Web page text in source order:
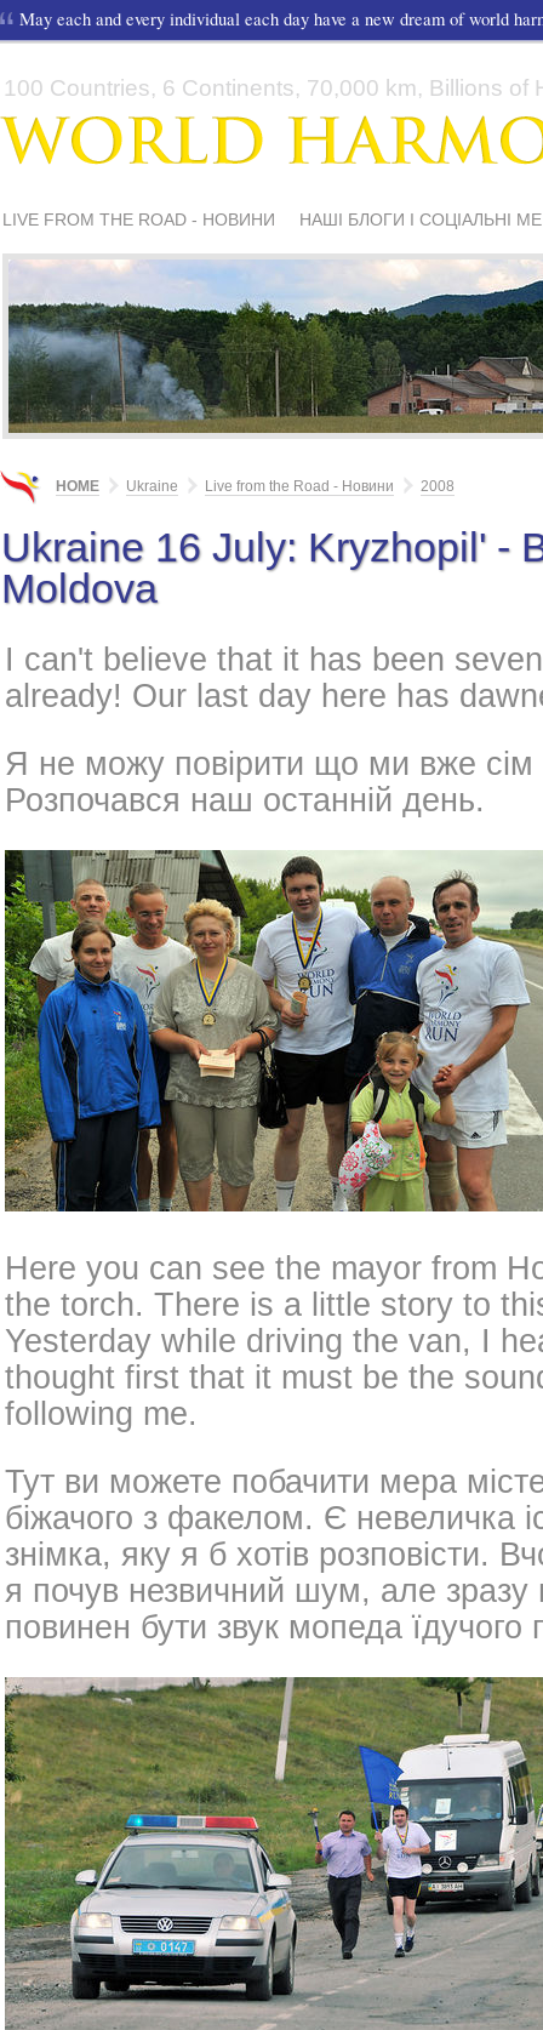
May each and every individual each day have a new dream of world
100 Countries, 6 Continents, 70,000 km, Billions of
LIVE FROM THE ROAD - НОВИНИ НАШІ БЛОГИ І СОЦІАЛЬНІ
HOME Ukraine Live from the Road - Новини 2008
Ukraine 16 July: Kryzhopil' -
Moldova
I can't believe that it has been
already! Our last day here has
Я не можу повірити що ми вже сім
Розпочався наш останній день.
Here you can see the mayor from
the torch. There is a little story to
Yesterday while driving the van, I
thought first that it must be the
following me.
Тут ви можете побачити мера
біжачого з факелом. Є невеличка
знімка, яку я б хотів розповісти.
я почув незвичний шум, але
повинен бути звук мопеда